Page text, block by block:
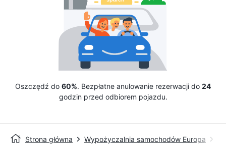
Oszczędź do 60%. Bezpłatne anulowanie rezerwacji do 24
godzin przed odbiorem pojazdu.
Strona główna Wypożyczalnia samochodów Europa